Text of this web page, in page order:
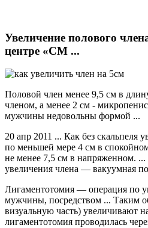
Увеличение полового
центре «СМ ...
Половой член менее 9,5 см в
членом, а менее 2 см -
мужчины недовольны формой ...
20 апр 2011 ... Как без скальпеля
по меньшей мере 4 см в
не менее 7,5 см в напряженном.
увеличения члена — вакуумная
Лигаментотомия — операция по
мужчины, посредством ... Таким
визуальную часть) увеличивают
лигаментотомия проводилась